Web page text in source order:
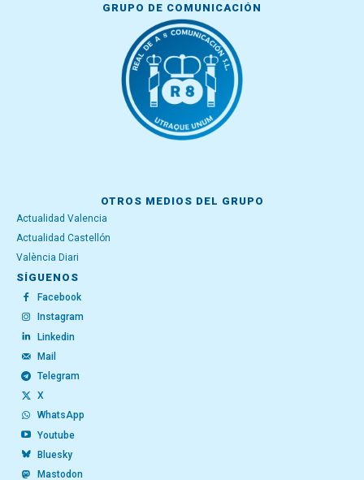
GRUPO DE COMUNICACIÓN
OTROS MEDIOS DEL GRUPO
Actualidad Valencia
Actualidad Castellón
València Diari
SÍGUENOS
Facebook
Instagram
Linkedin
Mail
Telegram
X
WhatsApp
Youtube
Bluesky
Mastodon